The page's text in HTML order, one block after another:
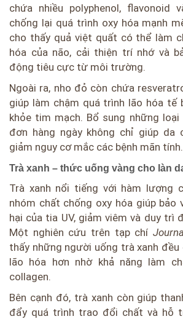
chứa nhiều polyphenol, flavonoid
chống lại quá trình oxy hóa mạnh
cho thấy quả việt quất có thể làm
hóa của não, cải thiện trí nhớ và
động tiêu cực từ môi trường.
Ngoài ra, nho đỏ còn chứa
giúp làm chậm quá trình lão hóa tế
khỏe tim mạch. Bổ sung những
đơn hàng ngày không chỉ giúp da
giảm nguy cơ mắc các bệnh mãn tính.
Trà xanh – thức uống vàng cho làn
Trà xanh nổi tiếng với hàm lượng
nhóm chất chống oxy hóa giúp bảo
hại của tia UV, giảm viêm và duy trì
Một nghiên cứu trên tạp chí
thấy những người uống trà xanh
lão hóa hơn nhờ khả năng làm
collagen.
Bên cạnh đó, trà xanh còn giúp
đẩy quá trình trao đổi chất và hỗ